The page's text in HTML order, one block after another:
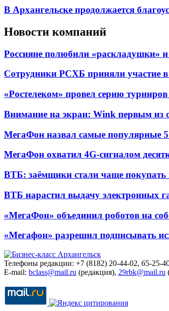
В Архангельске продолжается
Новости компаний
Россияне полюбили «раскладушки»
Сотрудники РСХБ приняли участие
«Ростелеком» провел серию
Внимание на экран: Wink первым из
МегаФон назвал самые популярные
МегаФон охватил 4G-сигналом
ВТБ: заёмщики стали чаще покупать
ВТБ нарастил выдачу электронных
«МегаФон» объединил роботов на
«Мегафон» разрешил подписывать
Телефоны редакции: +7 (8182) 20-44-02, 65-25-
E-mail: bclass@mail.ru (редакция), 29rbk@mail.ru